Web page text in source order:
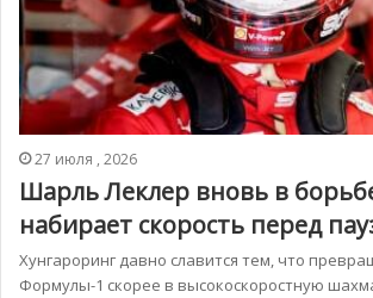
27 июля , 2026
Шарль Леклер вновь в
набирает скорость перед
Хунгароринг давно славится тем, что
Формулы-1 скорее в высокоскоростную